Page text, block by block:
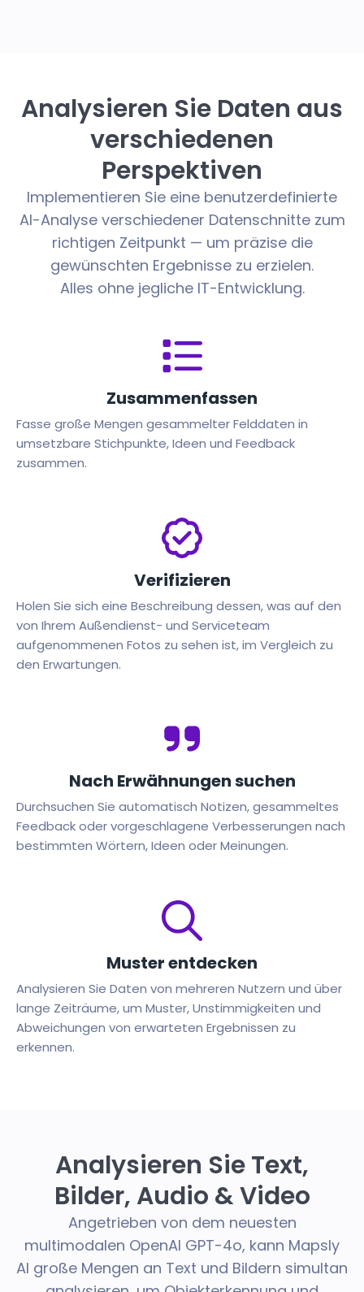
Analysieren Sie Daten aus
verschiedenen
Perspektiven
Implementieren Sie eine benutzerdefinierte
AI-Analyse verschiedener Datenschnitte zum
richtigen Zeitpunkt — um präzise die
gewünschten Ergebnisse zu erzielen.
Alles ohne jegliche IT-Entwicklung.
Zusammenfassen
Fasse große Mengen gesammelter Felddaten in
umsetzbare Stichpunkte, Ideen und Feedback
zusammen.
Verifizieren
Holen Sie sich eine Beschreibung dessen, was auf den
von Ihrem Außendienst- und Serviceteam
aufgenommenen Fotos zu sehen ist, im Vergleich zu
den Erwartungen.
Nach Erwähnungen suchen
Durchsuchen Sie automatisch Notizen, gesammeltes
Feedback oder vorgeschlagene Verbesserungen nach
bestimmten Wörtern, Ideen oder Meinungen.
Muster entdecken
Analysieren Sie Daten von mehreren Nutzern und über
lange Zeiträume, um Muster, Unstimmigkeiten und
Abweichungen von erwarteten Ergebnissen zu
erkennen.
Analysieren Sie Text,
Bilder, Audio & Video
Angetrieben von dem neuesten
multimodalen OpenAI GPT-4o, kann Mapsly
AI große Mengen an Text und Bildern simultan